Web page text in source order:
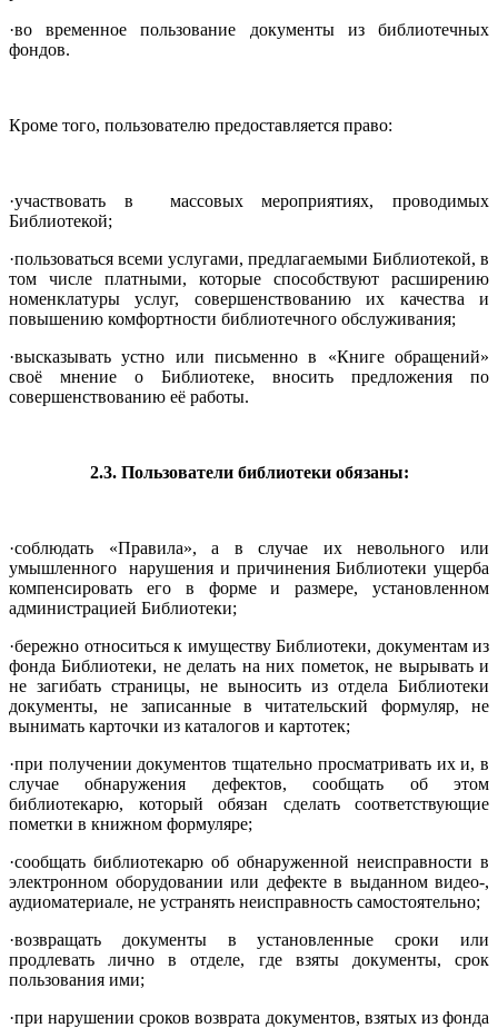
·во временное пользование документы из библиотечных
фондов.
Кроме того, пользователю предоставляется право:
·участвовать в массовых мероприятиях, проводимых
Библиотекой;
·пользоваться всеми услугами, предлагаемыми Библиотекой, в
том числе платными, которые способствуют расширению
номенклатуры услуг, совершенствованию их качества и
повышению комфортности библиотечного обслуживания;
·высказывать устно или письменно в «Книге обращений»
своё мнение о Библиотеке, вносить предложения по
совершенствованию её работы.
2.3. Пользователи библиотеки обязаны:
·соблюдать «Правила», а в случае их невольного или
умышленного нарушения и причинения Библиотеки ущерба
компенсировать его в форме и размере, установленном
администрацией Библиотеки;
·бережно относиться к имуществу Библиотеки, документам из
фонда Библиотеки, не делать на них пометок, не вырывать и
не загибать страницы, не выносить из отдела Библиотеки
документы, не записанные в читательский формуляр, не
вынимать карточки из каталогов и картотек;
·при получении документов тщательно просматривать их и, в
случае обнаружения дефектов, сообщать об этом
библиотекарю, который обязан сделать соответствующие
пометки в книжном формуляре;
·сообщать библиотекарю об обнаруженной неисправности в
электронном оборудовании или дефекте в выданном видео-,
аудиоматериале, не устранять неисправность самостоятельно;
·возвращать документы в установленные сроки или
продлевать лично в отделе, где взяты документы, срок
пользования ими;
·при нарушении сроков возврата документов, взятых из фонда